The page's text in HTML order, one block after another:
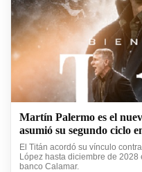
Martín Palermo es el
asumió su segundo ciclo
El Titán acordó su vínculo
López hasta diciembre de
banco Calamar.